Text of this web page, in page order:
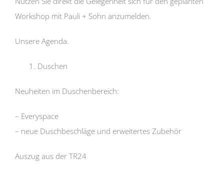
Workshop mit Pauli + Sohn anzumelden.
Unsere Agenda.
1. Duschen
Neuheiten im Duschenbereich:
– Everyspace
– neue Duschbeschläge und erweitertes Zubehör
Auszug aus der TR24